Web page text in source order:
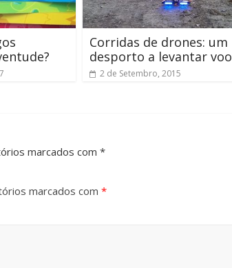
Corridas de drones: um
desporto a levantar voo
2 de Setembro, 2015
marcados com *
marcados com *